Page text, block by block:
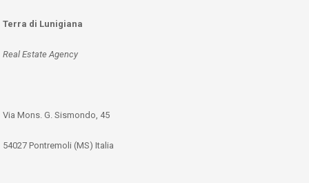
Terra di Lunigiana
Real Estate Agency
Via Mons. G. Sismondo, 45
54027 Pontremoli (MS) Italia